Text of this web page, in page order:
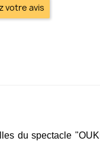
votre avis
du spectacle